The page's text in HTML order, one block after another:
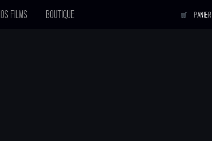
FILMS BOUTIQUE PANIER